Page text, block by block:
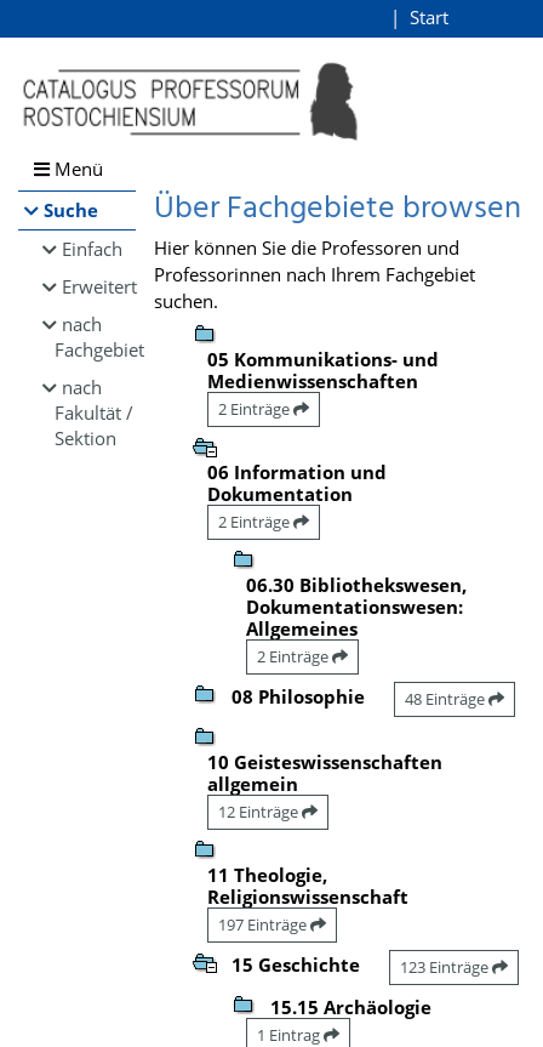
Browsen
direkt zum Inhalt
Start
Menü
Suche
Einfach
Erweitert
nach
Fachgebiet
nach
Fakultät /
Sektion
Über Fachgebiete browsen
Hier können Sie die Professoren und
Professorinnen nach Ihrem Fachgebiet
suchen.
05 Kommunikations- und
Medienwissenschaften
2 Einträge
06 Information und
Dokumentation
2 Einträge
06.30 Bibliothekswesen,
Dokumentationswesen:
Allgemeines
2 Einträge
08 Philosophie 48 Einträge
10 Geisteswissenschaften
allgemein
12 Einträge
11 Theologie,
Religionswissenschaft
197 Einträge
15 Geschichte 123 Einträge
15.15 Archäologie
1 Eintrag